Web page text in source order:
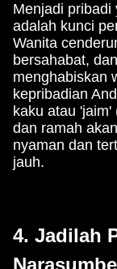
Menjadi pribadi
adalah kunci
Wanita
bersahabat,
menghabiskan
kepribadian
kaku atau
dan ramah
nyaman dan
jauh.
4. Jadilah